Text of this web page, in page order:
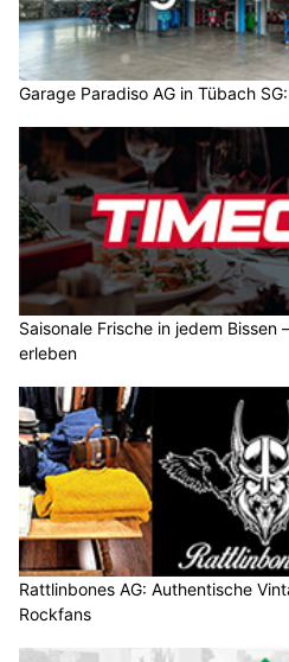
Garage Paradiso AG in Tübach
Saisonale Frische in jedem Bissen
erleben
Rattlinbones AG: Authentische
Rockfans